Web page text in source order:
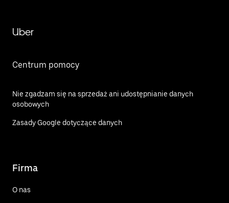
Uber
Centrum pomocy
Nie zgadzam się na sprzedaż ani udostępnianie danych
osobowych
Zasady Google dotyczące danych
Firma
O nas